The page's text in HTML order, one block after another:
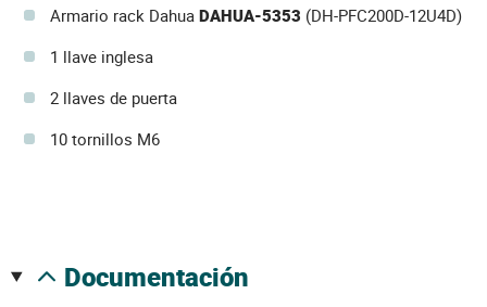
Armario rack Dahua DAHUA-5353 (DH-PFC200D-12U4D)
1 llave inglesa
2 llaves de puerta
10 tornillos M6
documentación